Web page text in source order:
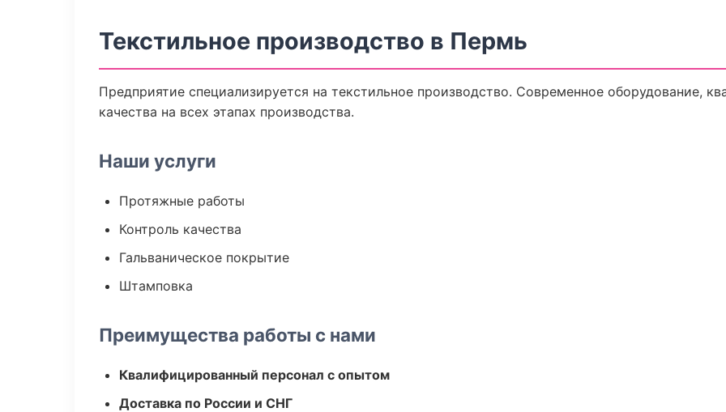
Текстильное производство в Пермь
Предприятие специализируется на текстильное производство. Современное оборудование,
качества на всех этапах производства.
Наши услуги
Протяжные работы
Контроль качества
Гальваническое покрытие
Штамповка
Преимущества работы с нами
Квалифицированный персонал с опытом
Доставка по России и СНГ